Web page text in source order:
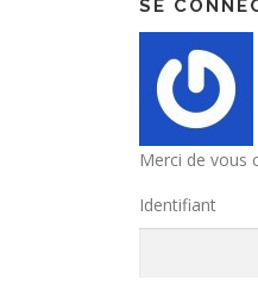
SE
Merci de vous
Identifiant